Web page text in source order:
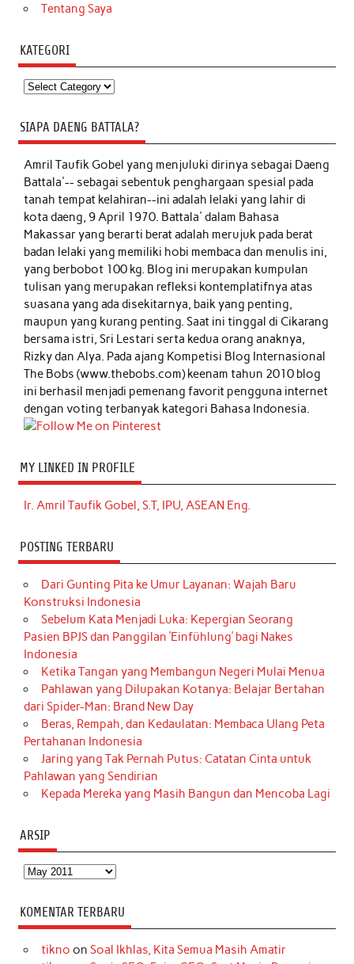
Tentang Saya
KATEGORI
Kategori
SIAPA DAENG BATTALA?
Amril Taufik Gobelyang menjuluki dirinya sebagai Daeng
Battala'-- sebagai sebentuk penghargaan spesial pada
tanah tempat kelahiran--ini adalah lelaki yang lahir di
kota daeng, 9 April 1970. Battala' dalam Bahasa
Makassar yang berarti berat adalah merujuk pada berat
badan lelaki yang memiliki hobi membaca dan menulis ini,
yang berbobot 100 kg. Blog ini merupakan kumpulan
tulisan yang merupakan refleksi kontemplatifnya atas
suasana yang ada disekitarnya, baik yang penting,
maupun yang kurang penting. Saat ini tinggal di Cikarang
bersama istri, Sri Lestari serta kedua orang anaknya,
Rizky dan Alya. Pada ajang Kompetisi Blog Internasional
The Bobs (www.thebobs.com) keenam tahun 2010 blog
ini berhasil menjadi pemenang favorit pengguna internet
dengan voting terbanyak kategori Bahasa Indonesia.
MY LINKED IN PROFILE
Ir. Amril Taufik Gobel, S.T, IPU, ASEAN Eng.
POSTING TERBARU
Dari Gunting Pita ke Umur Layanan: Wajah Baru
Konstruksi Indonesia
Sebelum Kata Menjadi Luka: Kepergian Seorang
Pasien BPJS dan Panggilan ‘Einfühlung’ bagi Nakes
Indonesia
Ketika Tangan yang Membangun Negeri Mulai Menua
Pahlawan yang Dilupakan Kotanya: Belajar Bertahan
dari Spider-Man: Brand New Day
Beras, Rempah, dan Kedaulatan: Membaca Ulang Peta
Pertahanan Indonesia
Jaring yang Tak Pernah Putus: Catatan Cinta untuk
Pahlawan yang Sendirian
Kepada Mereka yang Masih Bangun dan Mencoba Lagi
ARSIP
Arsip
KOMENTAR TERBARU
tikno on Soal Ikhlas, Kita Semua Masih Amatir